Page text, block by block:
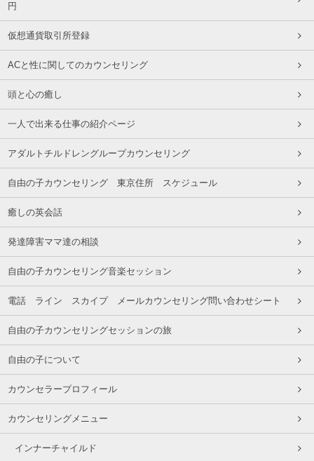
円
仮想通貨取引所登録
ACと性に関してのカウンセリング
頭と心の癒し
一人で出来る仕事の紹介ページ
アダルトチルドレングループカウンセリング
自由の子カウンセリング 東京住所 スケジュール
癒しの英会話
発達障害ママ達の相談
自由の子カウンセリング音楽セッション
電話 ライン スカイプ メールカウンセリング問い合わせシート
自由の子カウンセリングセッションの旅
自由の子について
カウンセラープロフィール
カウンセリングメニュー
インナーチャイルド